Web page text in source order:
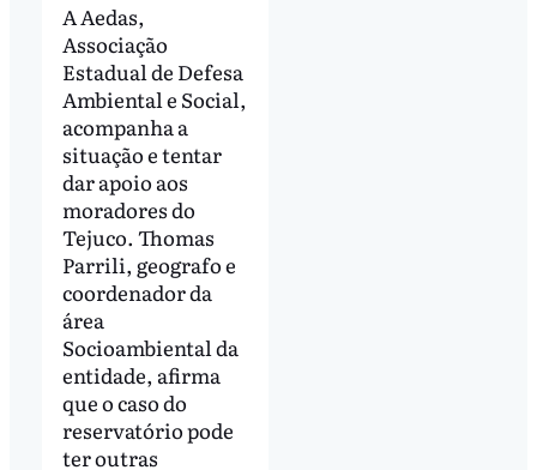
A Aedas,
Associação
Estadual de Defesa
Ambiental e Social,
acompanha a
situação e tentar
dar apoio aos
moradores do
Tejuco. Thomas
Parrili, geografo e
coordenador da
área
Socioambiental da
entidade, afirma
que o caso do
reservatório pode
ter outras